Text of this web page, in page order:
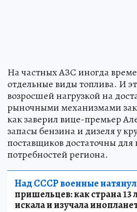
На частных АЗС иногда
отдельные виды топлива. И
возросшей нагрузкой на
рыночными механизмами
как заверил вице-премьер
запасы бензина и дизеля у
поставщиков достаточны
потребностей региона.
Над СССР военные
пришельцев: как страна 13
искала и изучала